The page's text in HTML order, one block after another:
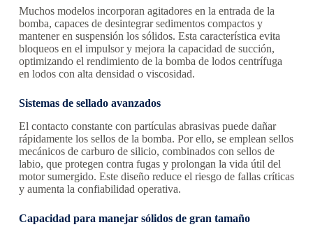
Muchos modelos incorporan agitadores en la entrada de la
bomba, capaces de desintegrar sedimentos compactos y
mantener en suspensión los sólidos. Esta característica evita
bloqueos en el impulsor y mejora la capacidad de succión,
optimizando el rendimiento de la bomba de lodos centrífuga
en lodos con alta densidad o viscosidad.
Sistemas de sellado avanzados
El contacto constante con partículas abrasivas puede dañar
rápidamente los sellos de la bomba. Por ello, se emplean sellos
mecánicos de carburo de silicio, combinados con sellos de
labio, que protegen contra fugas y prolongan la vida útil del
motor sumergido. Este diseño reduce el riesgo de fallas críticas
y aumenta la confiabilidad operativa.
Capacidad para manejar sólidos de gran tamaño